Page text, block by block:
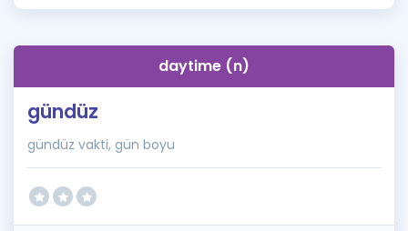
İngilizce Gramer
daytime (n)
gündüz
gündüz vakti, gün boyu